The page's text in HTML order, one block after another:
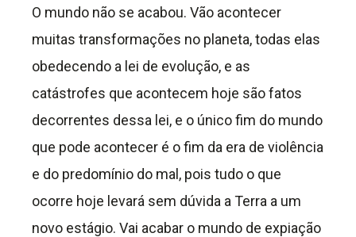
O mundo não se acabou. Vão acontecer
muitas transformações no planeta, todas elas
obedecendo a lei de evolução, e as
catástrofes que acontecem hoje são fatos
decorrentes dessa lei, e o único fim do mundo
que pode acontecer é o fim da era de violência
e do predomínio do mal, pois tudo o que
ocorre hoje levará sem dúvida a Terra a um
novo estágio. Vai acabar o mundo de expiação